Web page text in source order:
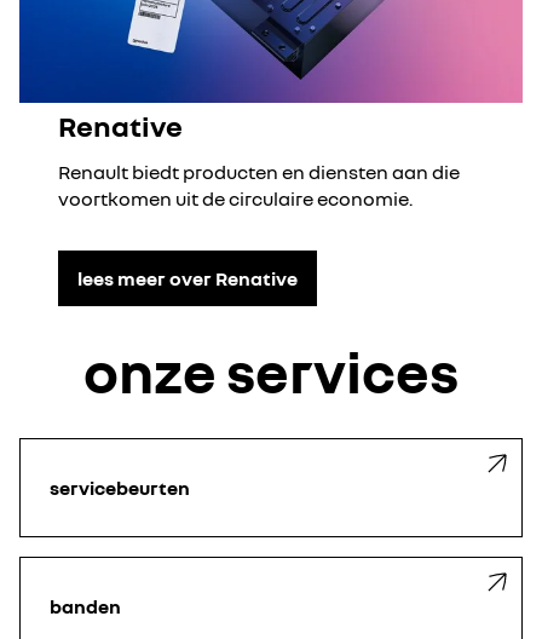
Renative
Renault biedt producten en diensten aan die
voortkomen uit de circulaire economie.
lees meer over Renative
onze services
servicebeurten
banden